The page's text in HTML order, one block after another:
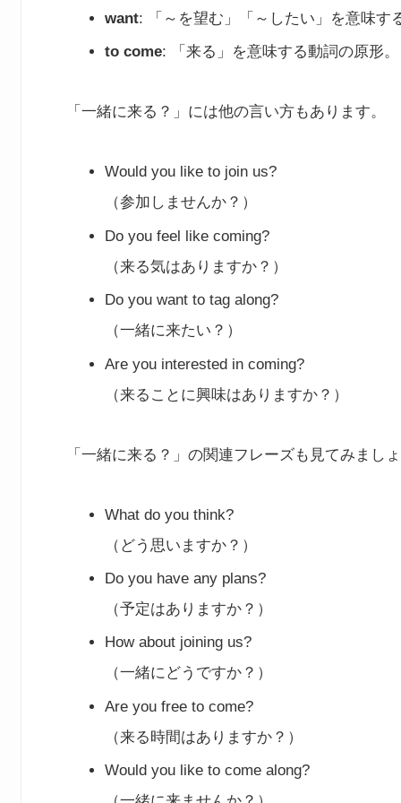
want: 「～を望む」「～したい」を意味す
to come: 「来る」を意味する動詞の原形。
「一緒に来る？」には他の言い方もあります。
Would you like to join us?
（参加しませんか？）
Do you feel like coming?
（来る気はありますか？）
Do you want to tag along?
（一緒に来たい？）
Are you interested in coming?
（来ることに興味はありますか？）
「一緒に来る？」の関連フレーズも見てみまし
What do you think?
（どう思いますか？）
Do you have any plans?
（予定はありますか？）
How about joining us?
（一緒にどうですか？）
Are you free to come?
（来る時間はありますか？）
Would you like to come along?